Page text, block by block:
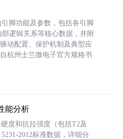
脚功能及参数，包括各引脚
逻辑关系等核心数据，并附
动配置、保护机制及典型应
杭州士兰微电子官方规格书
能分析
度和抗拉强度（包括T2及
2012标准数据，详细分